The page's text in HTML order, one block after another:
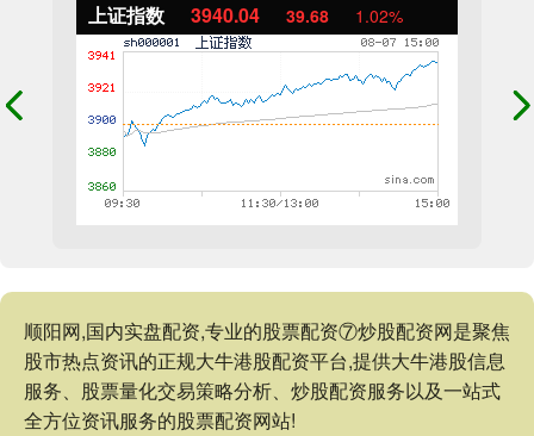
上证指数 3940.04 39.68 1.02%
顺阳网,国内实盘配资,专业的股票配资⑦炒股配资网是聚焦
股市热点资讯的正规大牛港股配资平台,提供大牛港股信息
服务、股票量化交易策略分析、炒股配资服务以及一站式
全方位资讯服务的股票配资网站!